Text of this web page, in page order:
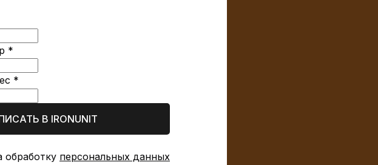
*
*
В IRONUNIT
обработку персональных данных